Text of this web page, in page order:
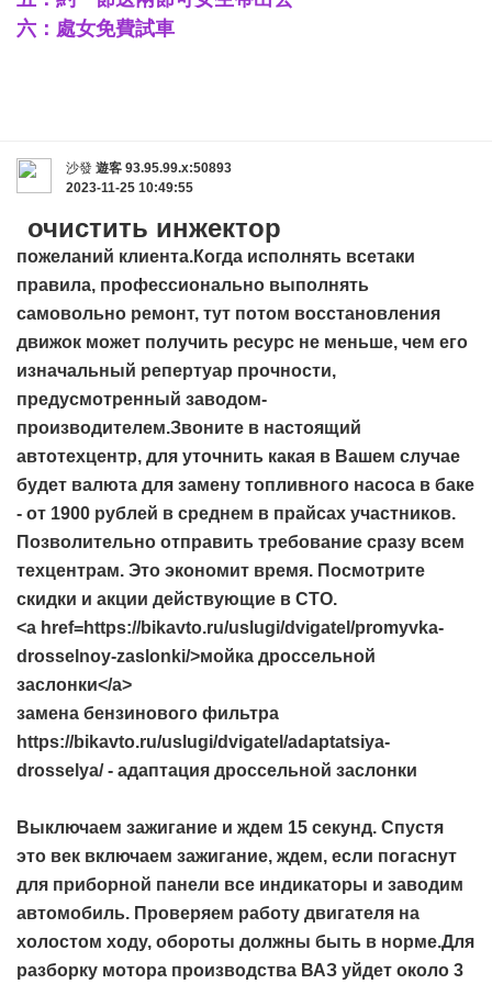
六：處女免費試車
沙發 遊客 93.95.99.x:50893
2023-11-25 10:49:55
очистить инжектор
пожеланий клиента.Когда исполнять всетаки
правила, профессионально выполнять
самовольно ремонт, тут потом восстановления
движок может получить ресурс не меньше, чем его
изначальный репертуар прочности,
предусмотренный заводом-
производителем.Звоните в настоящий
автотехцентр, для уточнить какая в Вашем случае
будет валюта для замену топливного насоса в баке
- от 1900 рублей в среднем в прайсах участников.
Позволительно отправить требование сразу всем
техцентрам. Это экономит время. Посмотрите
скидки и акции действующие в СТО.
<a href=https://bikavto.ru/uslugi/dvigatel/promyvka-
drosselnoy-zaslonki/>мойка дроссельной
заслонки</a>
замена бензинового фильтра
https://bikavto.ru/uslugi/dvigatel/adaptatsiya-
drosselya/ - адаптация дроссельной заслонки
Выключаем зажигание и ждем 15 секунд. Спустя
это век включаем зажигание, ждем, если погаснут
для приборной панели все индикаторы и заводим
автомобиль. Проверяем работу двигателя на
холостом ходу, обороты должны быть в норме.Для
разборку мотора производства ВАЗ уйдет около 3